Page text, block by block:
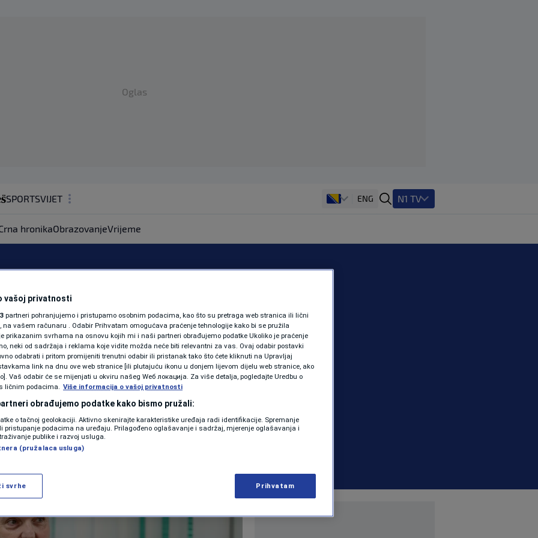
Oglas
SPORTSVIJET
ZDRAVLJE
SHOWBIZ
PODCAST
N1 SPECIJAL
FENOMENI
NEISTRAŽENO
VIRALNO
ENG N1 TV
hronikaObrazovanjeVrijeme
ispunjava sve
KCUS-a
20. dec. 2024. 11:51 VIJESTI 0 komentara
Više
vašoj privatnosti
partneri pohranjujemo i pristupamo osobnim podacima, kao što su pretraga web stranica ili lični
na vašem računaru . Odabir Prihvatam omogućava praćenje tehnologije kako bi se pružila
prikazanim svrhama na osnovu kojih mi i naši partneri obrađujemo podatke Ukoliko je praćenje
neki od sadržaja i reklama koje vidite možda neće biti relevantni za vas. Ovaj odabir postavki
odabrati i pritom promijeniti trenutni odabir ili pristanak tako što ćete kliknuti na Upravljaj
link na dnu ove web stranice [ili plutajuću ikonu u donjem lijevom dijelu web stranice, ako
Vaš odabir će se mijenjati u okviru našeg Wеб локација. Za više detalja, pogledajte Uredbu o
ličnim podacima. Više informacija o vašoj privatnosti
obrađujemo podatke kako bismo pružali:
o tačnoj geolokaciji. Aktivno skenirajte karakteristike uređaja radi identifikacije. Spremanje
pristupanje podacima na uređaju. Prilagođeno oglašavanje i sadržaj, mjerenje oglašavanja i
publike i razvoj usluga.
(pružalaca usluga)
svrhe Prihvatam